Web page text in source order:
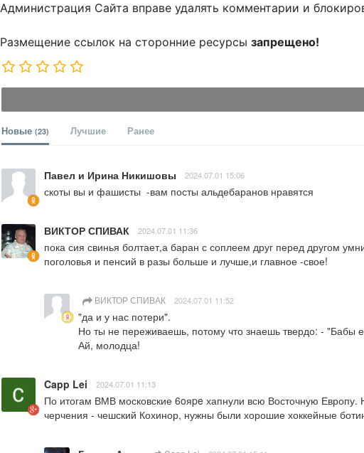
Администрация Сайта вправе удалять комментарии и
Размещение ссылок на сторонние ресурсы запрещено!
Новые (23) Лучшие Ранее
Павел и Ирина Никишовы 2024.07.01 15:06
скоты вы и фашисты  -вам посты альдебаранов нравятся
ВИКТОР СПИВАК 2024.07.01 11:36
пока сия свинья болтает,а баран с соплеем друг перед другом
поголовья и пенсий в разы больше и лучше,и главное -свое!
ВИКТОР СПИВАК 2024.07.01 11:52
"да и у нас потери".
Но ты не переживаешь, потому что знаешь твердо: - "Бабы
Ай, молодца!
Capp Lei 2024.07.01 11:13
По итогам ВМВ московские 6oяpe хапнули всю Восточную
черчения - чешский Кохинор, нужны были хорошие хоккейные